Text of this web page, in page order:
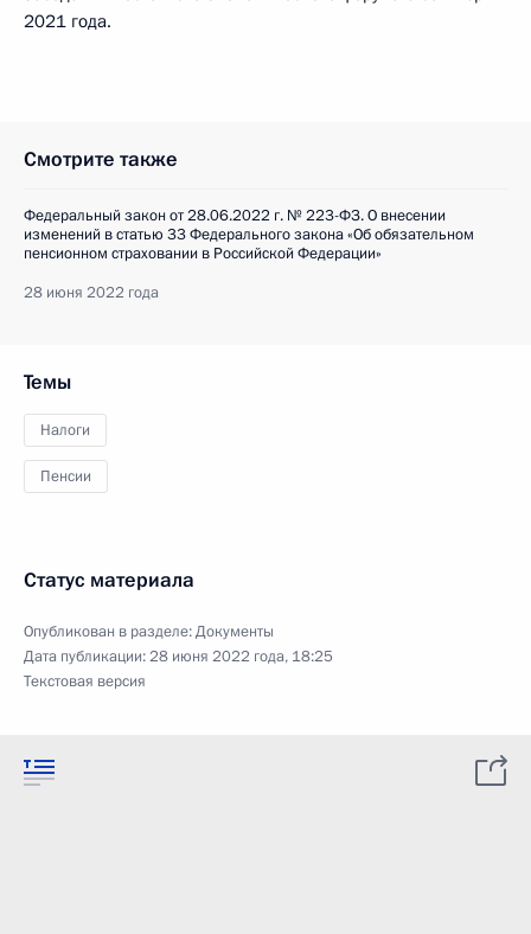
2021 года.
Смотрите также
Федеральный закон от 28.06.2022 г. № 223-ФЗ. О внесении
изменений в статью 33 Федерального закона «Об обязательном
пенсионном страховании в Российской Федерации»
28 июня 2022 года
Темы
Налоги
Пенсии
Статус материала
Опубликован в разделе:Документы
Дата публикации:28 июня 2022 года, 18:25
Текстовая версия